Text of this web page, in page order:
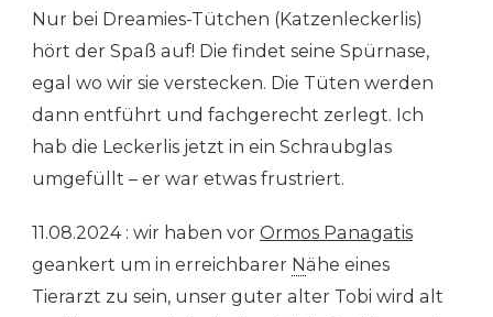
Nur bei Dreamies-Tütchen (Katzenleckerlis)
hört der Spaß auf! Die findet seine Spürnase,
egal wo wir sie verstecken. Die Tüten werden
dann entführt und fachgerecht zerlegt. Ich
hab die Leckerlis jetzt in ein Schraubglas
umgefüllt – er war etwas frustriert.
11.08.2024 : wir haben vor Ormos Panagatis
geankert um in erreichbarer Nähe eines
Tierarzt zu sein, unser guter alter Tobi wird alt